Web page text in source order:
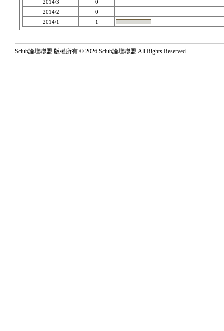
2014/3
0
2014/2
0
2014/1
1
Sclub論壇聯盟 版權所有 © 2026 Sclub論壇聯盟 All Rights Reserved.